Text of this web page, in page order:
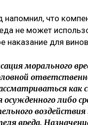
аварии, в которой
единственную
погибла в 20 лет, не
свои
суд первой
глубину